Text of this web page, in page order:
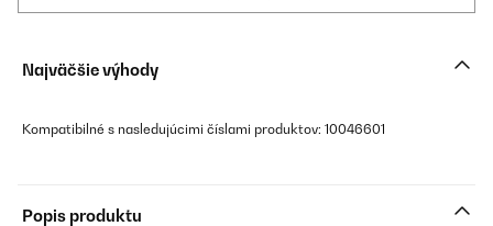
Najväčšie výhody
Kompatibilné s nasledujúcimi číslami produktov: 10046601
Popis produktu